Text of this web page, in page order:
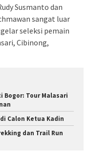
Susmanto dan
sangat luar
seleksi pemain
Cibinong,
Bogor: Tour Malasari
Calon Ketua Kadin
dan Trail Run